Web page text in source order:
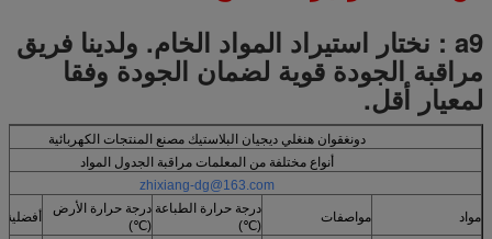
a9
: نختار استيراد المواد الخام. ولدينا فريق
مراقبة الجودة قوية لضمان الجودة وفقا
لمعيار أقل.
دونغقوان هنغلي ديجيان البلاستيك مصنع المنتجات الكهربائية
أنواع مختلفة من المعلمات مراقبة الجدول المواد
zhixiang-dg@163.com
مواد مواصفات
درجة حرارة الطباعة
(℃)
درجة حرارة الأرض
(℃)
أفضلية